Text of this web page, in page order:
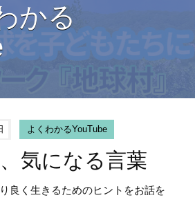
かる
よくわかるYouTube
気になる言葉
良く生きるためのヒントをお話を